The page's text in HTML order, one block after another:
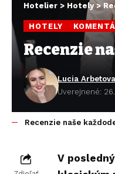
Hotelier > Hotely>
HOTELY
Recenzie
Lucia Arbetova
Uverejnené:
Recenzie naše
V